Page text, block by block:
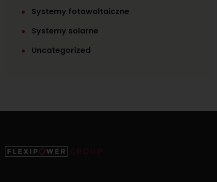
Systemy fotowoltaiczne
Systemy solarne
Uncategorized